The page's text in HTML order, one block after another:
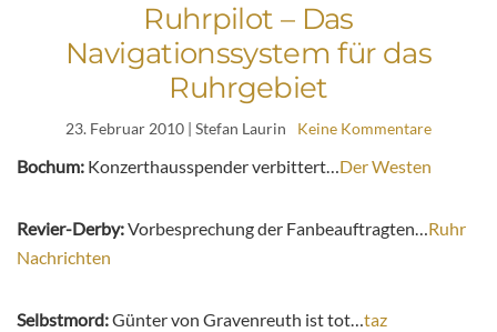
Ruhrpilot – Das
Navigationssystem für das
Ruhrgebiet
23. Februar 2010 | Stefan Laurin Keine Kommentare
Bochum: Konzerthausspender verbittert…Der Westen
Revier-Derby:Vorbesprechung der Fanbeauftragten…Ruhr
Nachrichten
Selbstmord:Günter von Gravenreuth ist tot…taz